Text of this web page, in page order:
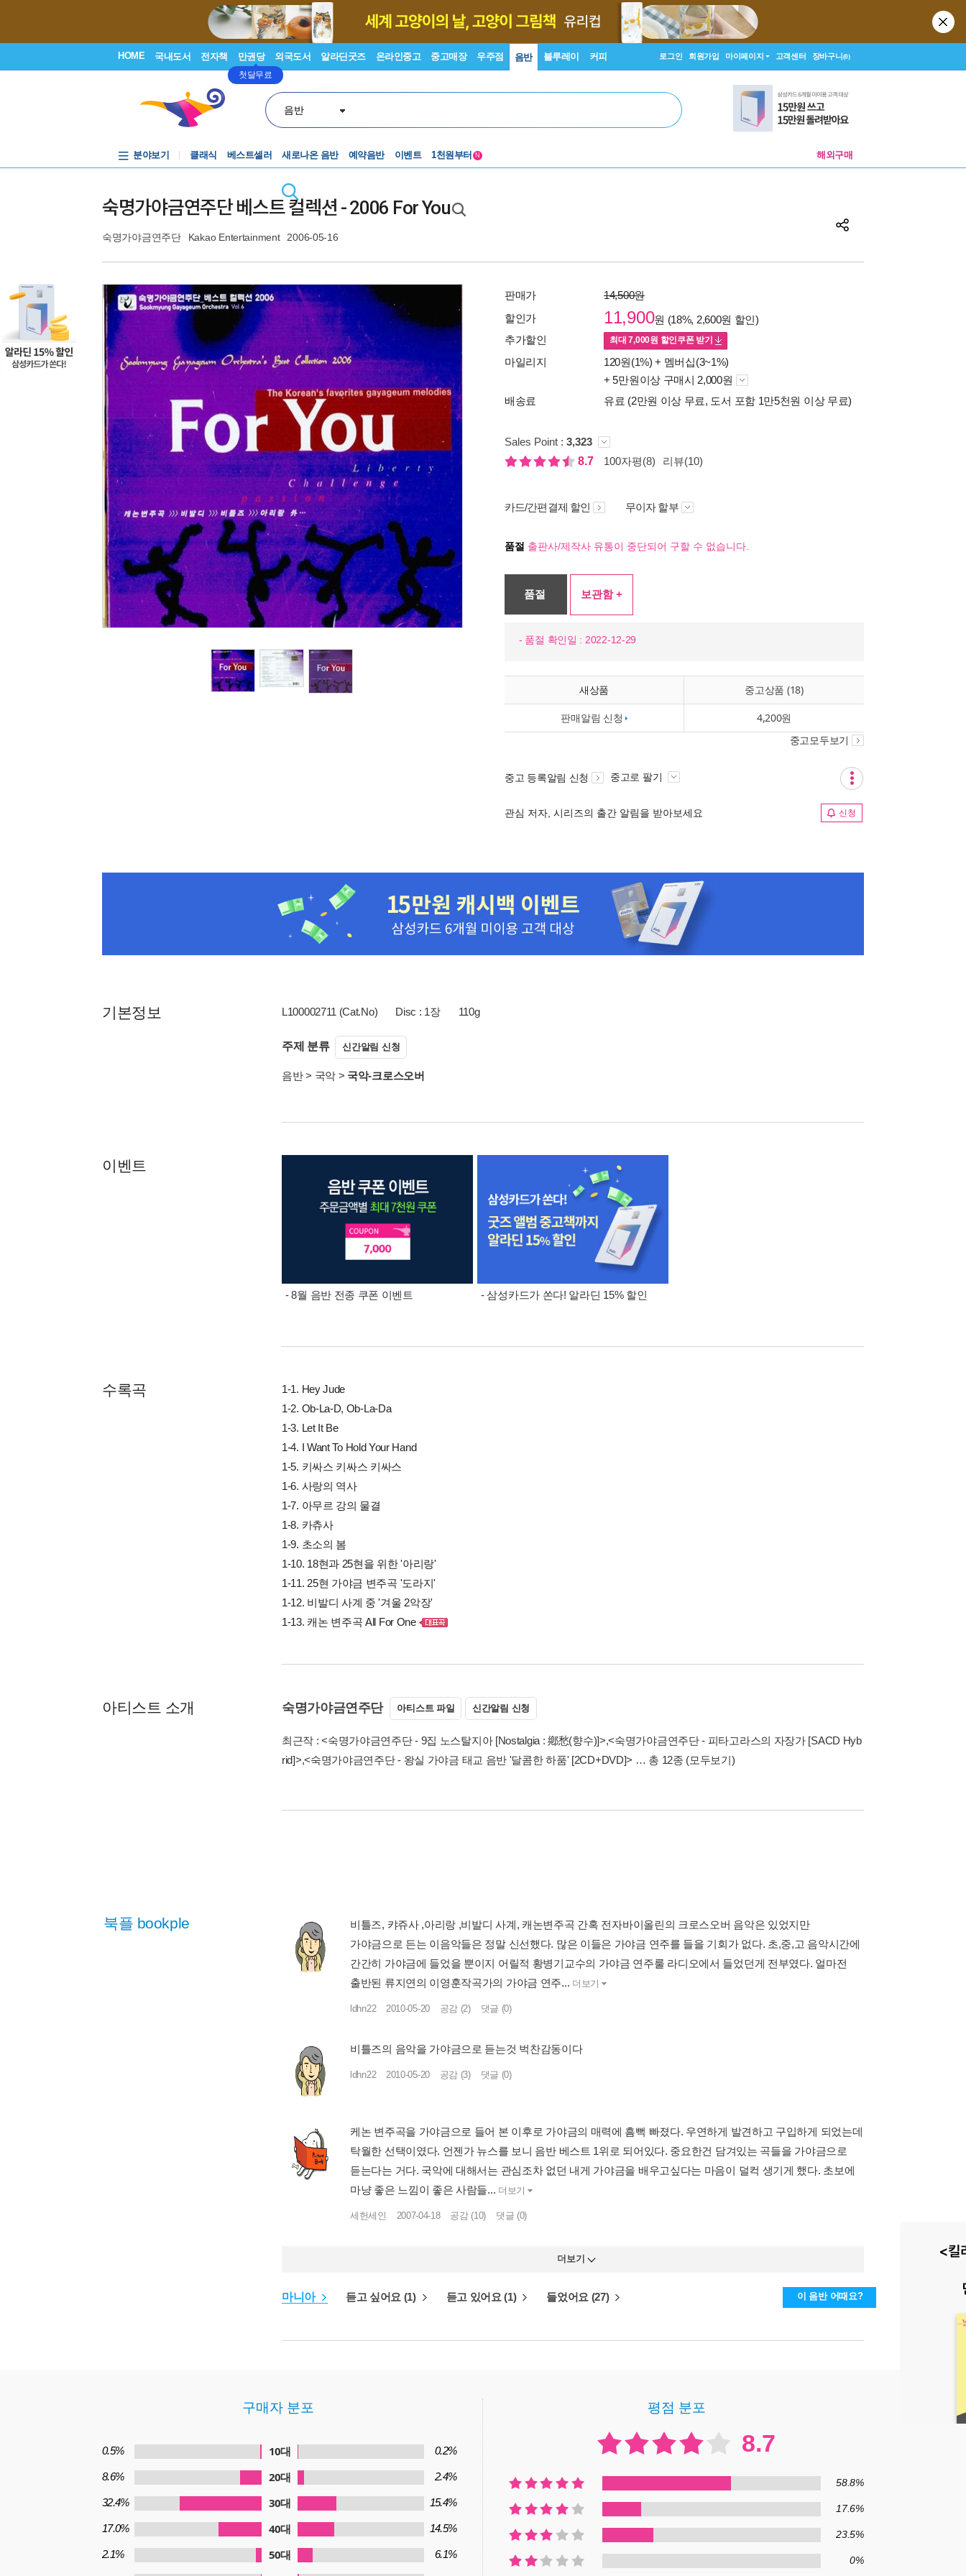
HOME 국내도서 전자책 만권당
첫달무료
외국도서 알라딘굿즈 온라인중고 중고매장 우주점 음반 블루레이 커피 로그인 회원가입 마이페이지 고객센터 장바구니(0)
음반
분야보기 클래식 베스트셀러 새로나온 음반 예약음반 이벤트
1천원부터
N 해외구매
숙명가야금연주단 베스트 컬렉션 - 2006 For You
숙명가야금연주단 Kakao Entertainment 2006-05-16
판매가
14,500원
할인가
11,900원 (18%, 2,600원 할인)
추가할인
최대7,000원 할인쿠폰 받기
마일리지 120원(1%) + 멤버십(3~1%)
+ 5만원이상 구매시 2,000원
배송료
유료 (2만원 이상 무료, 도서 포함 1만5천원 이상 무료)
Sales Point : 3,323
8.7
100자평(8) 리뷰(10)
카드/간편결제 할인 무이자 할부
품절 출판사/제작사 유통이 중단되어 구할 수 없습니다.
품절 보관함 +
- 품절 확인일 : 2022-12-29
새상품 중고상품 (18)
판매알림 신청 4,200원
중고모두보기
중고 등록알림 신청 중고로 팔기
관심 저자, 시리즈의 출간 알림을 받아보세요 신청
기본정보 L100002711 (Cat.No) Disc : 1장 110g
주제 분류 신간알림 신청
음반> 국악> 국악-크로스오버
이벤트
- 8월 음반 전종 쿠폰 이벤트 - 삼성카드가 쏜다! 알라딘 15% 할인
수록곡
1-1. Hey Jude
1-2. Ob-La-D, Ob-La-Da
1-3. Let It Be
1-4. I Want To Hold Your Hand
1-5. 키싸스 키싸스 키싸스
1-6. 사랑의 역사
1-7. 아무르 강의 물결
1-8. 카츄사
1-9. 초소의 봄
1-10. 18현과 25현을 위한 '아리랑'
1-11. 25현 가야금 변주곡 '도라지'
1-12. 비발디 사계 중 '겨울 2악장'
1-13. 캐논 변주곡 All For One
아티스트 소개 숙명가야금연주단 아티스트 파일 신간알림 신청
최근작 :<숙명가야금연주단 - 9집 노스탈지아 [Nostalgia : 鄕愁(향수)]>,<숙명가야금연주단 - 피타고라스의 자장가 [SACD Hyb
rid]>,<숙명가야금연주단 - 왕실 가야금 태교 음반 '달콤한 하품' [2CD+DVD]> … 총 12종 (모두보기)
북플 bookple
비틀즈, 캬쥬사 ,아리랑 ,비발디 사계, 캐논변주곡 간혹 전자바이올린의 크로스오버 음악은 있었지만
가야금으로 든는 이음악들은 정말 신선했다. 많은 이들은 가야금 연주를 들을 기회가 없다. 초,중,고 음악시간에
간간히 가야금에 들었을 뿐이지 어릴적 황병기교수의 가야금 연주룰 라디오에서 들었던게 전부였다. 얼마전
출반된 류지연의 이영훈작곡가의 가야금 연주... 더보기
ldhn22 2010-05-20 공감 (2) 댓글 (0)
비틀즈의 음악을 가야금으로 듣는것 벅찬감동이다
ldhn22 2010-05-20 공감 (3) 댓글 (0)
케논 변주곡을 가야금으로 들어 본 이후로 가야금의 매력에 흠뻑 빠졌다. 우연하게 발견하고 구입하게 되었는데
탁월한 선택이였다. 언젠가 뉴스를 보니 음반 베스트 1위로 되어있다. 중요한건 담겨있는 곡들을 가야금으로
듣는다는 거다. 국악에 대해서는 관심조차 없던 내게 가야금을 배우고싶다는 마음이 덜컥 생기게 했다. 초보에
마냥 좋은 느낌이 좋은 사람들... 더보기
세헌세인 2007-04-18 공감 (10) 댓글 (0)
더보기
마니아 듣고 싶어요 (1) 듣고 있어요 (1) 들었어요 (27) 이 음반 어때요?
구매자 분포
0.5% 10대 0.2%
8.6% 20대 2.4%
32.4% 30대 15.4%
17.0% 40대 14.5%
2.1% 50대 6.1%
평점 분포
8.7
58.8%
17.6%
23.5%
0%